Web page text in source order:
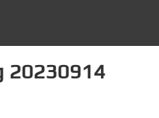
20230914